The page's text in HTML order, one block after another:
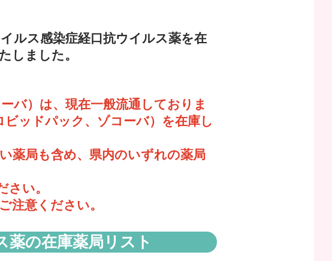
ルス感染症経口抗ウイルス薬を在
しました。
バ）は、現在一般流通しておりま
ッドパック、ゾコーバ）を在庫し
薬局も含め、県内のいずれの薬局
さい。
注意ください。
薬の在庫薬局リスト